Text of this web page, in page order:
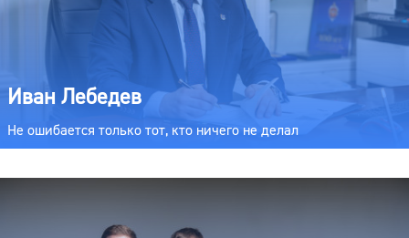
Иван Лебедев
Не ошибается только тот, кто ничего не делал